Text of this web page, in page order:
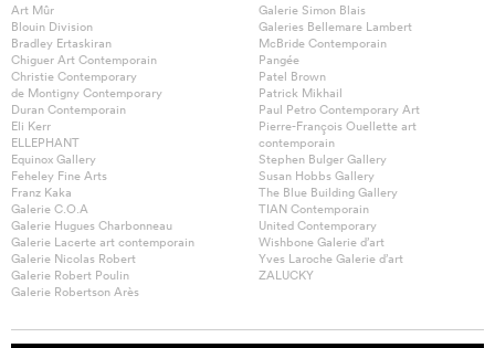
Art Mûr
Blouin Division
Bradley Ertaskiran
Chiguer Art Contemporain
Christie Contemporary
de Montigny Contemporary
Duran Contemporain
Eli Kerr
ELLEPHANT
Equinox Gallery
Feheley Fine Arts
Franz Kaka
Galerie C.O.A
Galerie Hugues Charbonneau
Galerie Lacerte art contemporain
Galerie Nicolas Robert
Galerie Robert Poulin
Galerie Robertson Arès
Galerie Simon Blais
Galeries Bellemare Lambert
McBride Contemporain
Pangée
Patel Brown
Patrick Mikhail
Paul Petro Contemporary Art
Pierre-François Ouellette art
contemporain
Stephen Bulger Gallery
Susan Hobbs Gallery
The Blue Building Gallery
TIAN Contemporain
United Contemporary
Wishbone Galerie d’art
Yves Laroche Galerie d’art
ZALUCKY